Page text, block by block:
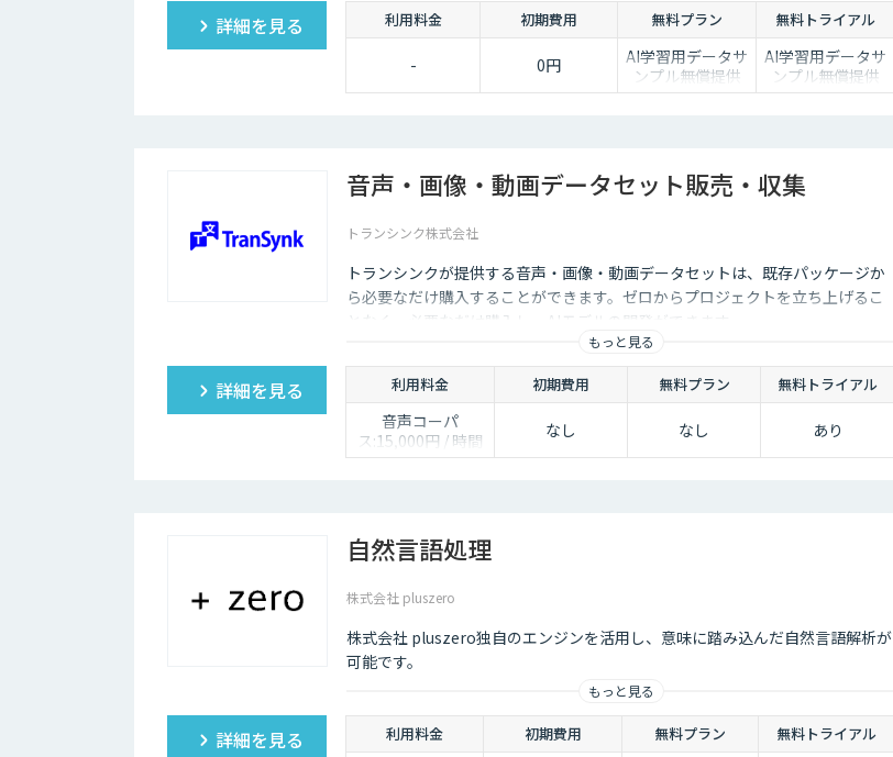
詳細を見る 利用料金 初期費用 無料プラン 無料トライアル
- 0円
AI学習用データサ
ンプル無償提供
AI学習用データサ
ンプル無償提供
音声・画像・動画データセット販売・収集
トランシンク株式会社
トランシンクが提供する音声・画像・動画データセットは、既存パッケージか
ら必要なだけ購入することができます。ゼロからプロジェクトを立ち上げるこ
となく、必要なだけ購入し、AIモデルの開発ができます。
もっと見る
詳細を見る 利用料金 初期費用 無料プラン 無料トライアル
音声コーパ
ス:15,000円 / 時間
人物写真画像収
なし なし あり
自然言語処理
株式会社 pluszero
株式会社 pluszero独自のエンジンを活用し、意味に踏み込んだ自然言語解析が
可能です。
もっと見る
詳細を見る 利用料金 初期費用 無料プラン 無料トライアル